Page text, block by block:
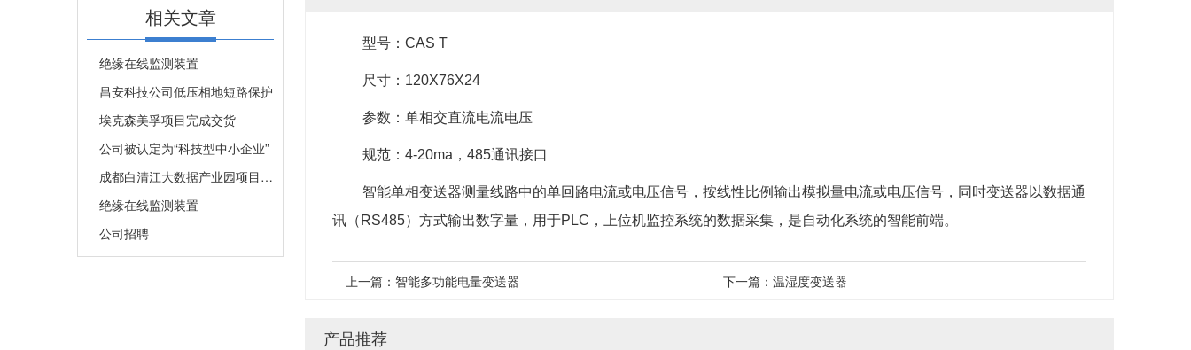
型号：CAS T
尺寸：120X76X24
参数：单相交直流电流电压
规范：4-20ma，485通讯接口
智能单相变送器测量线路中的单回路电流或电压信号，按线性比例输出模拟量电流或电压信号，同时变送器以数据通
讯（RS485）方式输出数字量，用于PLC，上位机监控系统的数据采集，是自动化系统的智能前端。
上一篇： 智能多功能电量变送器 下一篇： 温湿度变送器
产品推荐
相关文章
绝缘在线监测装置
昌安科技公司低压相地短路保护
埃克森美孚项目完成交货
公司被认定为“科技型中小企业”
成都白清江大数据产业园项目完成投运
绝缘在线监测装置
公司招聘